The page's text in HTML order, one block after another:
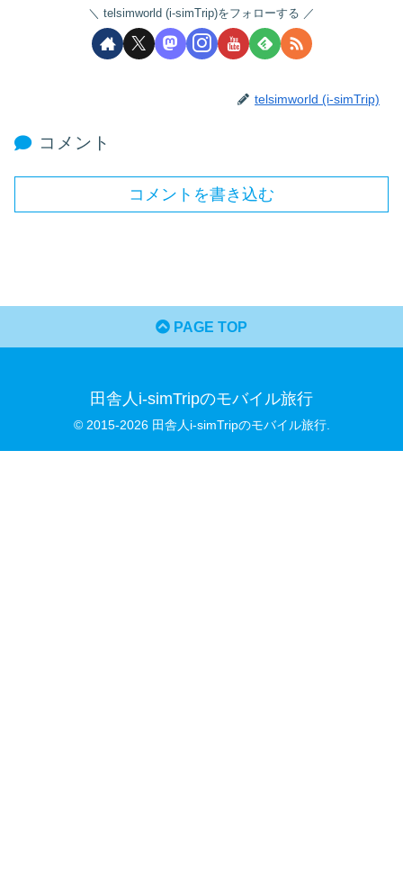
telsimworld (i-simTrip)をフォローする
telsimworld (i-simTrip)
コメント
コメントを書き込む
PAGE TOP
田舎人i-simTripのモバイル旅行
© 2015-2026 田舎人i-simTripのモバイル旅行.